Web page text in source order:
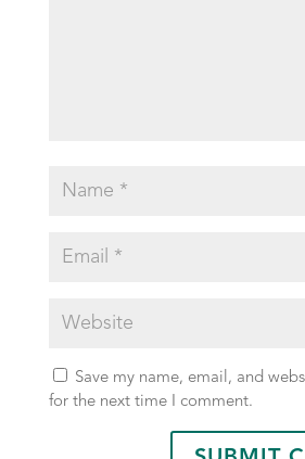
Save my name, email, and
for the next time I comment.